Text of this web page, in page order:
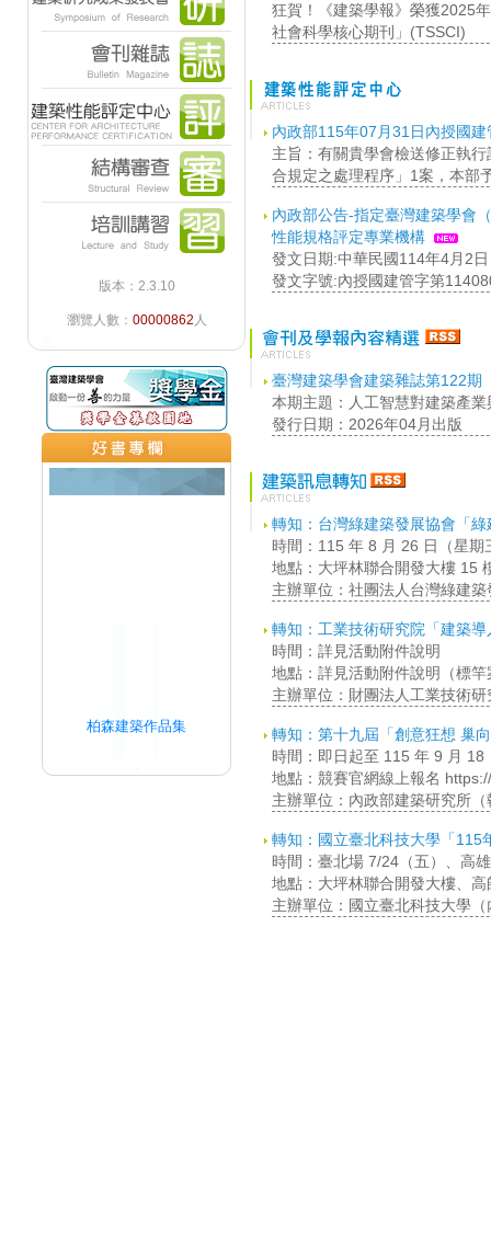
版本：2.3.10
瀏覽人數： 00000862 人
柏森建築作品集
狂賀！《建築學報》榮獲2025
社會科學核心期刊」(TSSCI)
內政部115年07月31日內授國
主旨：有關貴學會檢送修正執
合規定之處理程序」1案，本部
內政部公告-指定臺灣建築學會
性能規格評定專業機構
發文日期:中華民國114年4月2日
發文字號:內授國建管字第
臺灣建築學會建築雜誌第122期
本期主題：人工智慧對建築產
發行日期：2026年04月出版
轉知：台灣綠建築發展協會「
時間：115 年 8 月 26 日（星期
地點：大坪林聯合開發大樓 15
主辦單位：社團法人台灣綠建
轉知：工業技術研究院「建築
時間：詳見活動附件說明
地點：詳見活動附件說明（標竿
主辦單位：財團法人工業技術
轉知：第十九屆「創意狂想 巢
時間：即日起至 115 年 9 月
地點：競賽官網線上報名
主辦單位：內政部建築研究所
轉知：國立臺北科技大學「115
時間：臺北場 7/24（五）、高
地點：大坪林聯合開發大樓、
主辦單位：國立臺北科技大學